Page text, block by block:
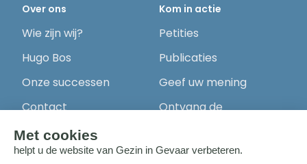
Over ons
Wie zijn wij?
Hugo Bos
Onze successen
Contact
Kom in actie
Petities
Publicaties
Geef uw mening
Ontvang de